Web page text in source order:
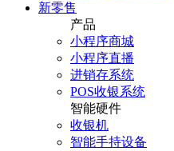
新零售
产品
小程序商城
小程序直播
进销存系统
POS收银系统
智能硬件
收银机
智能手持设备